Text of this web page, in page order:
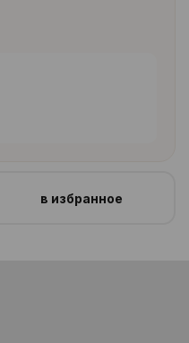
в избранное